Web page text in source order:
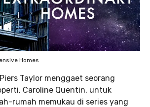
Homes
Taylor menggaet seorang
Caroline Quentin, untuk
rumah memukau di series yang